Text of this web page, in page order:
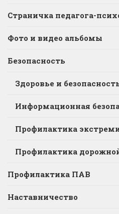
Страничка педагога-
Фото и видео альбомы
Безопасность
Здоровье и
Информационная
Профилактика
Профилактика
Профилактика ПАВ
Наставничество